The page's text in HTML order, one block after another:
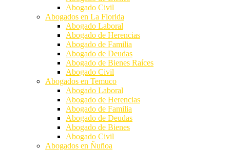
Abogado Civil
Abogados en La Florida
Abogado Laboral
Abogado de Herencias
Abogado de Familia
Abogado de Deudas
Abogado de Bienes Raíces
Abogado Civil
Abogados en Temuco
Abogado Laboral
Abogado de Herencias
Abogado de Familia
Abogado de Deudas
Abogado de Bienes
Abogado Civil
Abogados en Ñuñoa